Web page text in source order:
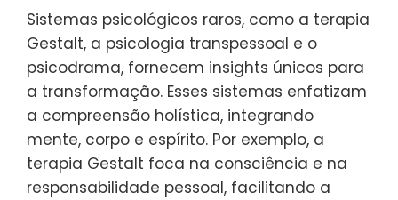
Sistemas psicológicos raros, como a terapia
Gestalt, a psicologia transpessoal e o
psicodrama, fornecem insights únicos para
a transformação. Esses sistemas enfatizam
a compreensão holística, integrando
mente, corpo e espírito. Por exemplo, a
terapia Gestalt foca na consciência e na
responsabilidade pessoal, facilitando a